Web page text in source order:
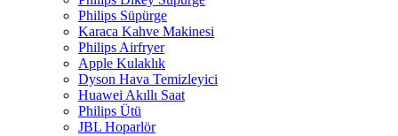
Philips Süpürge
Karaca Kahve Makinesi
Philips Airfryer
Apple Kulaklık
Dyson Hava Temizleyici
Huawei Akıllı Saat
Philips Ütü
JBL Hoparlör